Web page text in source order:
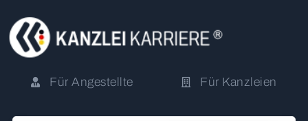
Für Angestellte Für Kanzleien